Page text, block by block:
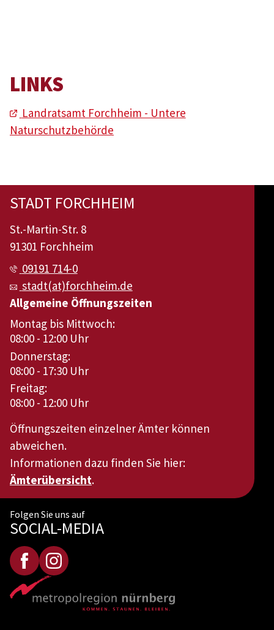
LINKS
Landratsamt Forchheim - Untere
Naturschutzbehörde
STADT FORCHHEIM
St.-Martin-Str. 8
91301 Forchheim
09191 714-0
stadt(at)forchheim.de
Allgemeine Öffnungszeiten
Montag bis Mittwoch:
08:00 - 12:00 Uhr
Donnerstag:
08:00 - 17:30 Uhr
Freitag:
08:00 - 12:00 Uhr
Öffnungszeiten einzelner Ämter können
abweichen.
Informationen dazu finden Sie hier:
Ämterübersicht.
Folgen Sie uns auf
SOCIAL-MEDIA